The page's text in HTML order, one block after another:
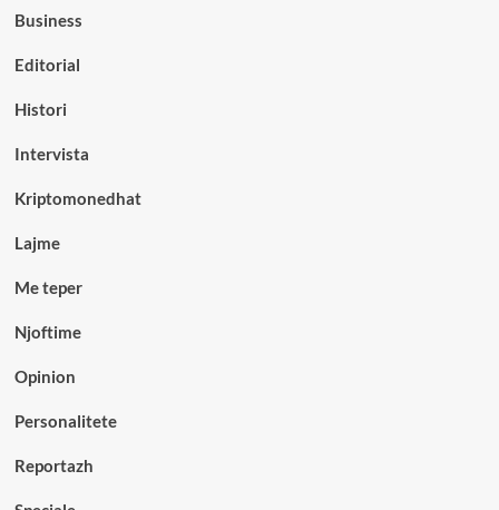
Business
Editorial
Histori
Intervista
Kriptomonedhat
Lajme
Me teper
Njoftime
Opinion
Personalitete
Reportazh